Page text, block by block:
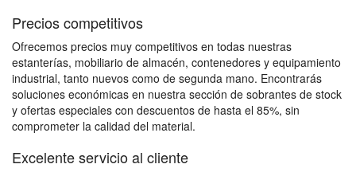
Precios competitivos
Ofrecemos precios muy competitivos en todas nuestras
estanterías, mobiliario de almacén, contenedores y equipamiento
industrial, tanto nuevos como de segunda mano. Encontrarás
soluciones económicas en nuestra sección de sobrantes de stock
y ofertas especiales con descuentos de hasta el 85%, sin
comprometer la calidad del material.
Excelente servicio al cliente